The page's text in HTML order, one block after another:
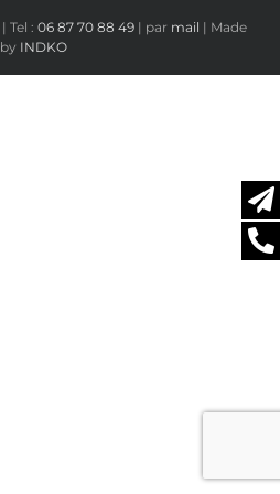
| Tel : 06 87 70 88 49 | par mail | Made
by INDKO